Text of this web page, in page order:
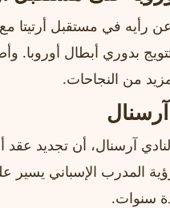
رأيه في مستقبل أرتيتا مع
بدوري أبطال أوروبا.
من النجاحات.
آرسنال، أن تجديد
المدرب الإسباني يسير
سنوات.